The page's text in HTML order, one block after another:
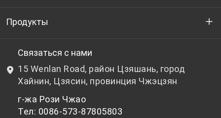
Кто мы
НИОКР
Новости и события
политика конфиденциальности
Продукты
Бутылочный ПЭТ-гранулят
Небутылочный ПЭТ-гранулят
Связаться с нами
15 Wenlan Road, район Цзяшань, город
Хайнин, Цзясин, провинция Чжэцзян
г-жа Рози Чжао
Тел: 0086-573-87805803